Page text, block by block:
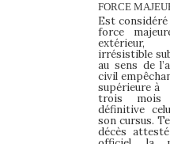
FORCE
Est considéré
force
extérieur,
irrésistible
au sens de
civil
supérieure à
trois mois
définitive
son cursus.
décès